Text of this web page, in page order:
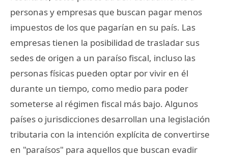
personas y empresas que buscan pagar menos
impuestos de los que pagarían en su país. Las
empresas tienen la posibilidad de trasladar sus
sedes de origen a un paraíso fiscal, incluso las
personas físicas pueden optar por vivir en él
durante un tiempo, como medio para poder
someterse al régimen fiscal más bajo. Algunos
países o jurisdicciones desarrollan una legislación
tributaria con la intención explícita de convertirse
en "paraísos" para aquellos que buscan evadir